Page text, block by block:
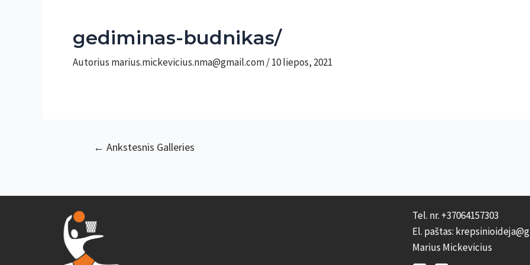
gediminas-budnikas/
Autorius marius.mickevicius.nma@gmail.com/10 liepos, 2021
Navigacija
← Ankstesnis Galleries
Tel. nr. +37064157303
El. paštas:
Marius Mickevicius